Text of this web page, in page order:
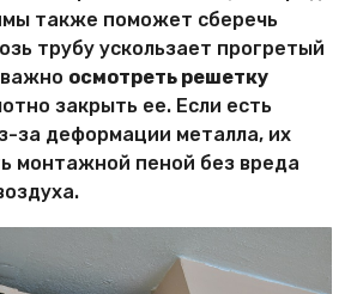
также поможет сберечь
трубу ускользает прогретый
осмотреть решетку
закрыть ее. Если есть
за деформации металла, их
монтажной пеной без вреда